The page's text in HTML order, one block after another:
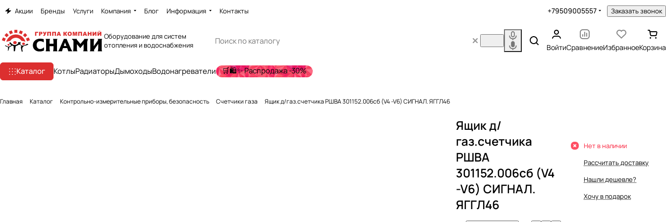
Акции Бренды Услуги Компания Блог Информация Контакты +79509005557 Заказать звонок
Оборудование для систем
отопления и водоснабжения
ВойтиСравнениеИзбранноеКорзина
Каталог КотлыРадиаторыДымоходыВодонагреватели 🛒🛍️✨ Распродажа -30%
Главная Каталог Контрольно-измерительные приборы, безопасность Счетчики газа Ящик д/газ.счетчика РШВА 301152.006сб (V4 -V6) СИГНАЛ. ЯГГЛ46
Ящик д/
газ.счетчика
РШВА
301152.006сб (V4
-V6) СИГНАЛ.
ЯГГЛ46
Нет в наличии
Рассчитать доставку
Нашли дешевле?
Хочу в подарок